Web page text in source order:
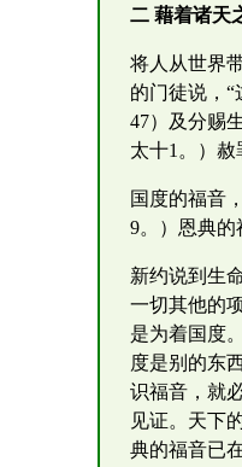
二 藉着诸天
将人从世界
的门徒说，
47）及分赐
太十1。）赦
国度的福音
9。）恩典
新约说到生
一切其他的
是为着国度
度是别的东
识福音，就
见证。天下
典的福音已